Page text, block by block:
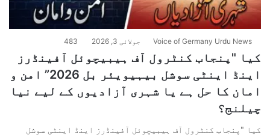
Voice of Germany Urdu News جولائی 3, 2026 483
کیا "پنجاب کنٹرول آف ہیبیچوئل آفینڈرز
اینڈ اینٹی سوشل بیہیویئر بل 2026” امن و
امان کا حل ہے یا شہری آزادیوں کے لیے نیا
چیلنج؟
کیا "پنجاب کنٹرول آف ہیبیچوئل آفینڈرز اینڈ اینٹی سوشل